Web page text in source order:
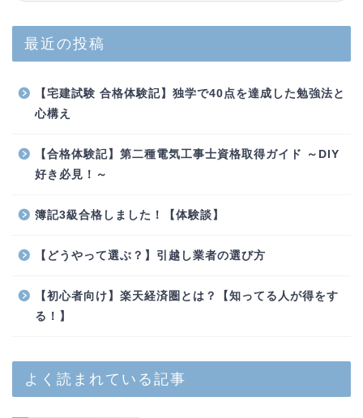
最近の投稿
【宅建試験 合格体験記】独学で40点を達成した勉強法と
心構え
【合格体験記】第二種電気工事士資格取得ガイド ～DIY
好き必見！～
簿記3級合格しました！【体験談】
【どうやって選ぶ？】引越し業者の選び方
【初心者向け】楽天経済圏とは？【知ってる人が得をす
る！】
よく読まれている記事